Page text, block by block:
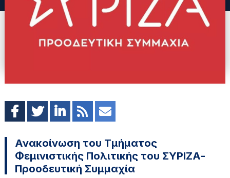
Ανακοίνωση του Τμήματος
Φεμινιστικής Πολιτικής του ΣΥΡΙΖΑ-
Προοδευτική Συμμαχία